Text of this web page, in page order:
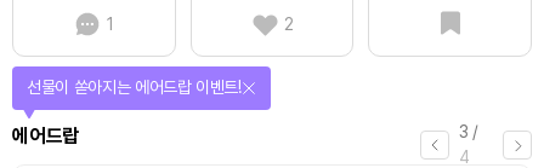
1
2
3 /
4
에어드랍
선물이 쏟아지는 에어드랍 이벤트!